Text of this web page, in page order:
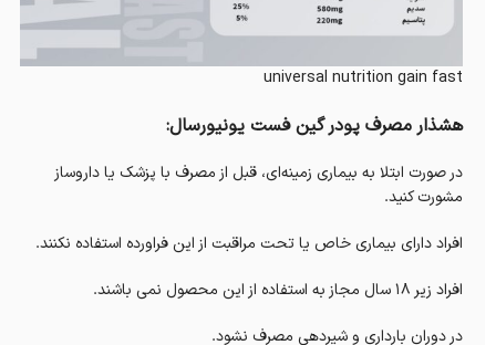
universal nutrition gain fast
هشذار مصرف پودر گین فست یونیورسال:
در صورت ابتلا به بیماری زمینه‌ای، قبل از مصرف با پزشک یا داروساز
مشورت کنید.
افراد دارای بیماری خاص یا تحت مراقبت از این فراورده استفاده نکنند.
افراد زیر 18 سال مجاز به استفاده از این محصول نمی باشند.
در دوران بارداری و شیردهی مصرف نشود.